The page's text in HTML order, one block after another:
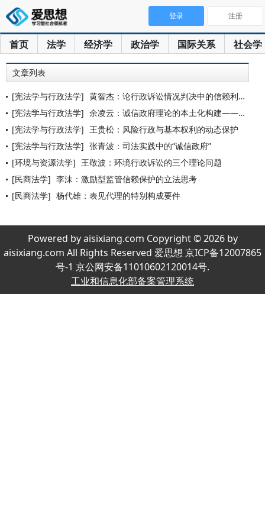
首页 法学 经济学 政治学 国际关系 社会学
登录 注册
文章列表
[宪法学与行政法学] 黄智杰：论行政诉讼情况判决中的信赖利益保护
[宪法学与行政法学] 余凌云：诚信政府理论的本土化构建——诚实信用、信赖保护与合法
[宪法学与行政法学] 王贵松：风险行政与基本权利的动态保护
[宪法学与行政法学] 张青波：司法实践中的“诚信政府”
[环境与资源法学] 王敬波：环境行政诉讼的三个理论问题
[民商法学] 李沫：激励型监管信赖保护的立法思考
[民商法学] 杨代雄：表见代理的特别构成要件
Powered by aisixiang.com Copyright © 2026 by
aisixiang.com All Rights Reserved 爱思想 京ICP备12007865
号-1 京公网安备11010602120014号.
工业和信息化部备案管理系统